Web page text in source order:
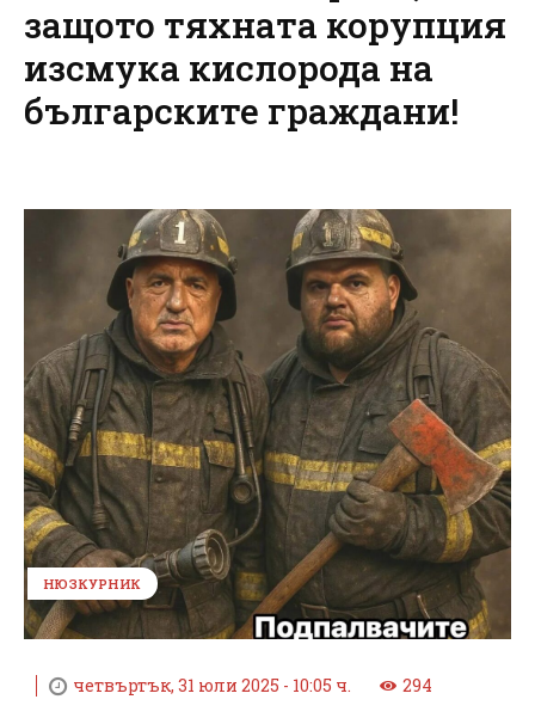
защото тяхната корупция
изсмука кислорода на
българските граждани!
НЮЗКУРНИК
четвъртък, 31 юли 2025 - 10:05 ч. 294